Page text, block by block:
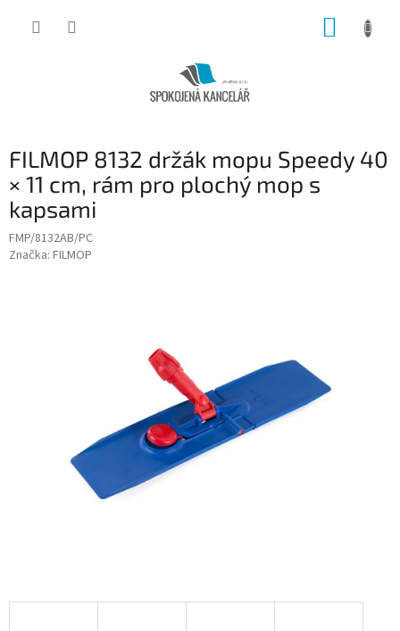
FILMOP 8132 držák mopu Speedy 40
× 11 cm, rám pro plochý mop s
kapsami
FMP/8132AB/PC
Značka: FILMOP